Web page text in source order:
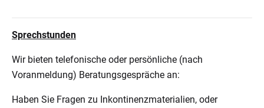
Sprechstunden
Wir bieten telefonische oder persönliche (nach
Voranmeldung) Beratungsgespräche an:
Haben Sie Fragen zu Inkontinenzmaterialien, oder